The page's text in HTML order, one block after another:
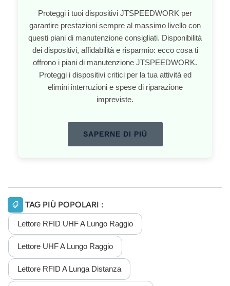
Proteggi i tuoi dispositivi JTSPEEDWORK per
garantire prestazioni sempre al massimo livello con
questi piani di manutenzione consigliati. Disponibilità
dei dispositivi, affidabilità e risparmio: ecco cosa ti
offrono i piani di manutenzione JTSPEEDWORK.
Proteggi i dispositivi critici per la tua attività ed
elimini interruzioni e spese di riparazione
impreviste.
SAPERNE DI PIÙ
TAG PIÙ POPOLARI :
Lettore RFID UHF A Lungo Raggio
Lettore UHF A Lungo Raggio
Lettore RFID A Lunga Distanza